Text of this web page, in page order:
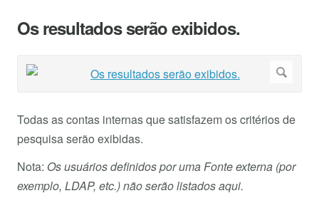
Os resultados serão exibidos.
Todas as contas internas que satisfazem os critérios de
pesquisa serão exibidas.
Nota: Os usuários definidos por uma Fonte externa (por
exemplo, LDAP, etc.) não serão listados aqui.